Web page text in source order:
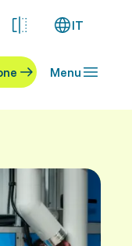
IT
Menu